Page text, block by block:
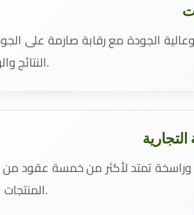
الجودة مع رقابة صارمة على
النتائج والرضا التام للعملاء.
تمتد لأكثر من خمسة عقود من
المنتجات الغذائية السورية.